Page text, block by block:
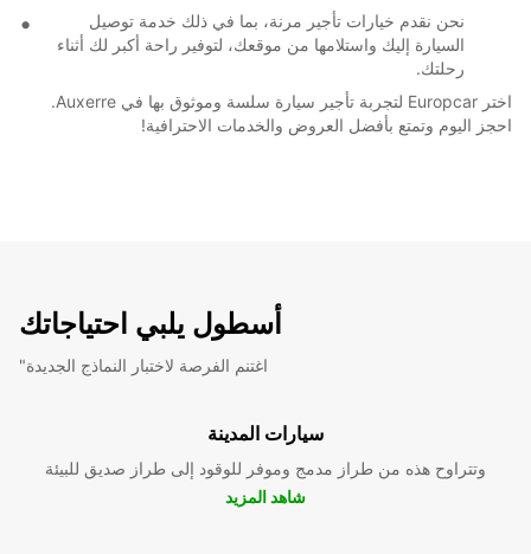
نحن نقدم خيارات تأجير مرنة، بما في ذلك خدمة توصيل
السيارة إليك واستلامها من موقعك، لتوفير راحة أكبر لك أثناء
رحلتك.
اختر Europcar لتجربة تأجير سيارة سلسة وموثوق بها في Auxerre.
احجز اليوم وتمتع بأفضل العروض والخدمات الاحترافية!
أسطول يلبي احتياجاتك
"اغتنم الفرصة لاختبار النماذج الجديدة
سيارات المدينة
وتتراوح هذه من طراز مدمج وموفر للوقود إلى طراز صديق للبيئة
شاهد المزيد